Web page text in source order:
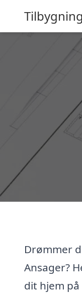
Drømmer
Ansager?
dit hjem